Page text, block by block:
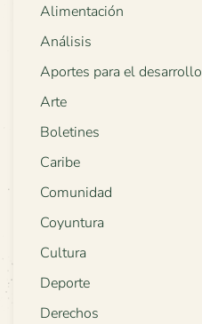
Alimentación
Análisis
Aportes para el desarrollo
Arte
Boletines
Caribe
Comunidad
Coyuntura
Cultura
Deporte
Derechos